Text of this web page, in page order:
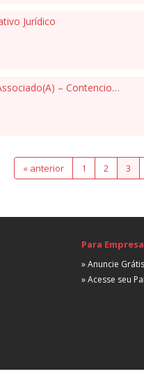
Jurídico
Advogado(A) Júnior Associado(A) – Contencioso Cível
« anterior 1 2 3
Para
» Anuncie
» Acesse seu